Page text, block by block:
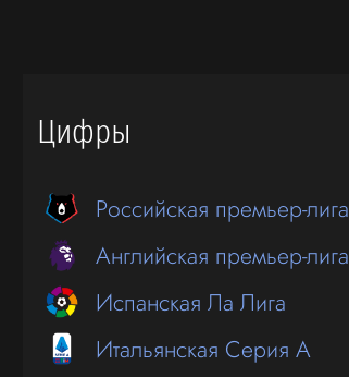
Цифры
Российская премьер-лига
Английская премьер-лига
Испанская Ла Лига
Итальянская Серия А